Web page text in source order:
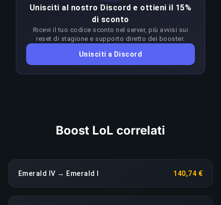
difficoltà su tutte le 4 divisioni.
COPIA LINK
Emerald IV–Diamond IV richiede un'abilità molto
superiore al rank target. I booster adattano
l'approccio a ogni patch per restare in vantaggio
sul meta; qualsiasi calo di rendimento prolungato
fa scattare una riassegnazione immediata senza
Unisciti al nostro Discord e ottieni il 15%
di sconto
Ricevi il tuo codice sconto nel server, più avvisi sui
reset di stagione e supporto diretto dei booster.
Unisciti a Discord
Boost LoL correlati
Emerald IV → Emerald I 140,74 €